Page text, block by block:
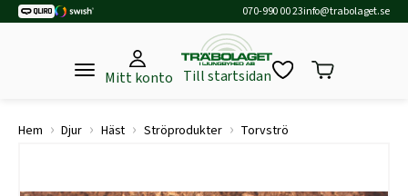
070-990 00 23info@trabolaget.se
Mitt konto Till startsidan
Hem › Djur › Häst › Ströprodukter › Torvströ